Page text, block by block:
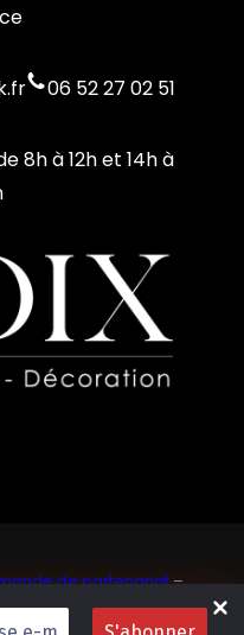
06 52 27 02 51
8h à 12h et 14h à
de partenariat–